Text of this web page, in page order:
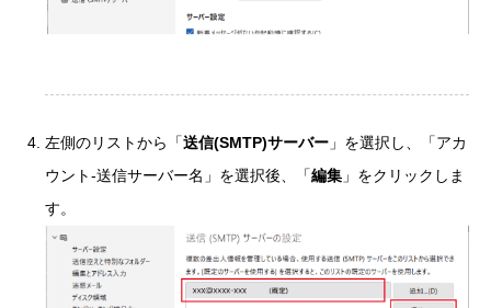
左側のリストから「送信(SMTP)サーバー 」を選択し、「アカ
ウント-送信サーバー名」を選択後、「編集 」をクリックしま
す。